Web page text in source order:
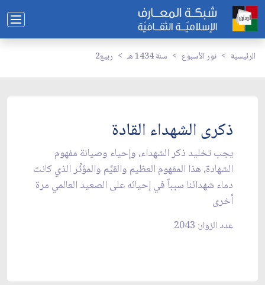
الرئيسية نور الأسبوع سنة 1434 هـ ربيع2
ذكرى الشهداء القادة
يجب تخليد ذكر الشهداء، وإحياء وصيانة مفهوم
الشهادة، هذا المفهوم العظيم والقيِّم والمؤثِّر الذي كانت
دماء شهدائنا سبباً في إحيائه على الصعيد العالمي مرة
أخرى
عدد الزوار: 2043